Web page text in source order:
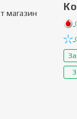
магазин